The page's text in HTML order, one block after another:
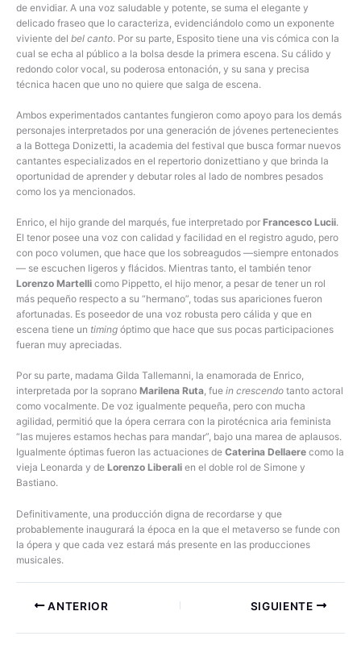
de envidiar. A una voz saludable y potente, se suma el elegante y
delicado fraseo que lo caracteriza, evidenciándolo como un exponente
viviente del bel canto. Por su parte, Esposito tiene una vis cómica con la
cual se echa al público a la bolsa desde la primera escena. Su cálido y
redondo color vocal, su poderosa entonación, y su sana y precisa
técnica hacen que uno no quiere que salga de escena.
Ambos experimentados cantantes fungieron como apoyo para los demás
personajes interpretados por una generación de jóvenes pertenecientes
a la Bottega Donizetti, la academia del festival que busca formar nuevos
cantantes especializados en el repertorio donizettiano y que brinda la
oportunidad de aprender y debutar roles al lado de nombres pesados
como los ya mencionados.
Enrico, el hijo grande del marqués, fue interpretado por Francesco Lucii.
El tenor posee una voz con calidad y facilidad en el registro agudo, pero
con poco volumen, que hace que los sobreagudos —siempre entonados
— se escuchen ligeros y flácidos. Mientras tanto, el también tenor
Lorenzo Martelli como Pippetto, el hijo menor, a pesar de tener un rol
más pequeño respecto a su “hermano”, todas sus apariciones fueron
afortunadas. Es poseedor de una voz robusta pero cálida y que en
escena tiene un timing óptimo que hace que sus pocas participaciones
fueran muy apreciadas.
Por su parte, madama Gilda Tallemanni, la enamorada de Enrico,
interpretada por la soprano Marilena Ruta, fue in crescendo tanto actoral
como vocalmente. De voz igualmente pequeña, pero con mucha
agilidad, permitió que la ópera cerrara con la pirotécnica aria feminista
“las mujeres estamos hechas para mandar”, bajo una marea de aplausos.
Igualmente óptimas fueron las actuaciones de Caterina Dellaere como la
vieja Leonarda y de Lorenzo Liberali en el doble rol de Simone y
Bastiano.
Definitivamente, una producción digna de recordarse y que
probablemente inaugurará la época en la que el metaverso se funde con
la ópera y que cada vez estará más presente en las producciones
musicales.
ANTERIOR SIGUIENTE